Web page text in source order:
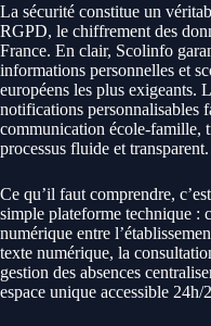
La sécurité constitue un
RGPD, le chiffrement des
France. En clair, Scolinfo
informations personnelles et
européens les plus exigeants.
notifications personnalisables
communication école-famille,
processus fluide et transparent.
Ce qu’il faut comprendre,
simple plateforme technique :
numérique entre
texte numérique, la
gestion des absences
espace unique accessible 24h/